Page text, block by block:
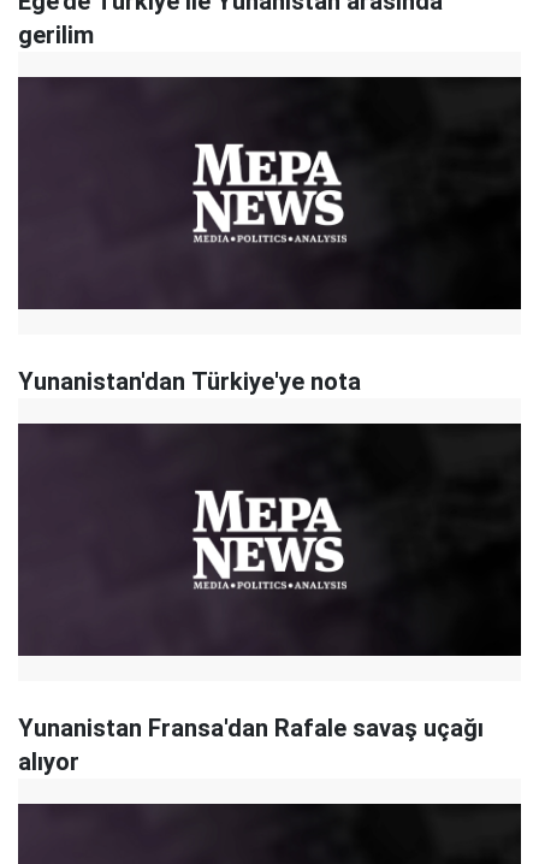
gerilim
Yunanistan'dan Türkiye'ye nota
Yunanistan Fransa'dan Rafale savaş uçağı
alıyor